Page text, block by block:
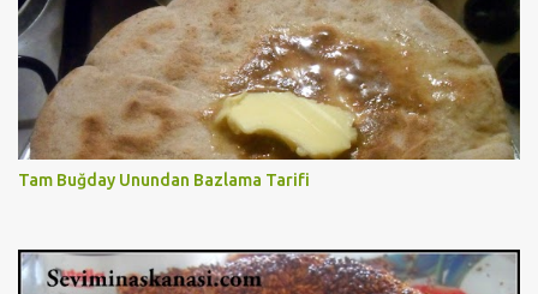
Tam Buğday Unundan Bazlama Tarifi